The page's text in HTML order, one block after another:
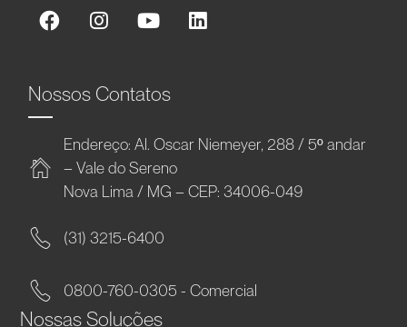
Nossos Contatos
Endereço: Al. Oscar Niemeyer, 288 / 5º andar
– Vale do Sereno
Nova Lima / MG – CEP: 34006-049
(31) 3215-6400
0800-760-0305 - Comercial
Nossas Soluções